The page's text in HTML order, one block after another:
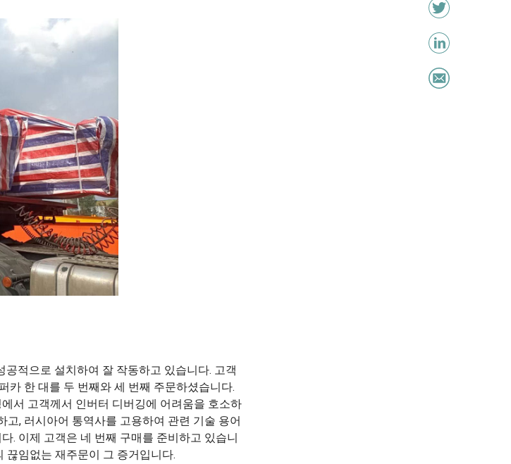
적으로 설치하여 잘 작동하고 있습니다. 고객
카 한 대를 두 번째와 세 번째 주문하셨습니다.
서 고객께서 인버터 디버깅에 어려움을 호소하
, 러시아어 통역사를 고용하여 관련 기술 용어
. 이제 고객은 네 번째 구매를 준비하고 있습니
끊임없는 재주문이 그 증거입니다.